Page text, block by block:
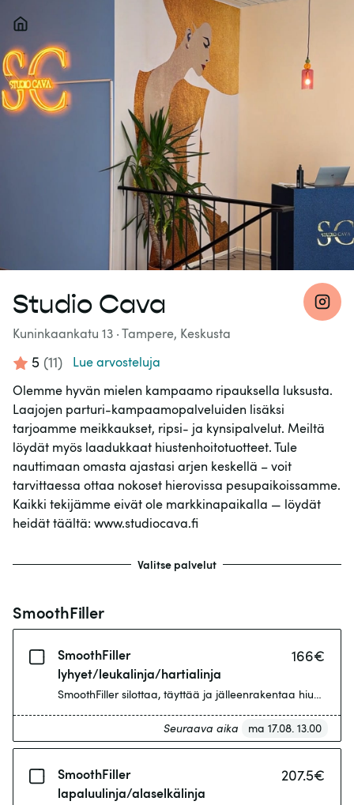
Studio Cava
Kuninkaankatu 13 ·Tampere, Keskusta
5 (11)
Lue arvosteluja
Olemme hyvän mielen kampaamo ripauksella luksusta.
Laajojen parturi-kampaamopalveluiden lisäksi
tarjoamme meikkaukset, ripsi- ja kynsipalvelut. Meiltä
löydät myös laadukkaat hiustenhoitotuotteet. Tule
nauttimaan omasta ajastasi arjen keskellä – voit
tarvittaessa ottaa nokoset hierovissa pesupaikoissamme.
Kaikki tekijämme eivät ole markkinapaikalla — löydät
heidät täältä: www.studiocava.fi
Valitse palvelut
SmoothFiller
SmoothFiller
lyhyet/leukalinja/hartialinja
166€
SmoothFiller silottaa, täyttää ja jälleenrakentaa hiusta.
Seuraava aika ma 17.08. 13.00
SmoothFiller
lapaluulinja/alaselkälinja
207.5€